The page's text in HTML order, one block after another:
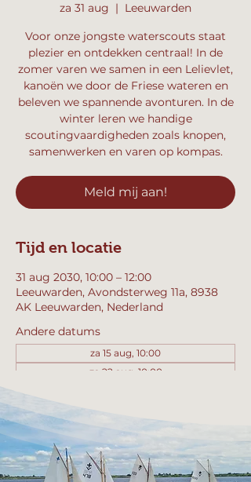
za 31 aug
  |
Leeuwarden
Voor onze jongste waterscouts staat
plezier en ontdekken centraal! In de
zomer varen we samen in een Lelievlet,
kanoën we door de Friese wateren en
beleven we spannende avonturen. In de
winter leren we handige
scoutingvaardigheden zoals knopen,
samenwerken en varen op kompas.
Meld mij aan!
Tijd en locatie
31 aug 2030, 10:00 – 12:00
Leeuwarden, Avondsterweg 11a, 8938
AK Leeuwarden, Nederland
Andere datums
za 15 aug, 10:00
za 22 aug, 10:00
Bekijk alle 357 datums
Meld mij aan!